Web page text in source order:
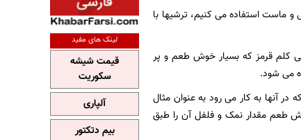
و ماست استفاده می کنیم، ترشیها با
کلم قرمز که بسیار خوش طعم و پر
می شود.
در آنها به کار می رود به عنوان مثال
طعم مقدار نمک و فلفل آن را طبق
لینک های مفید
قیمت شیشه
سکوریت
آلپاری
بیم دتکتور